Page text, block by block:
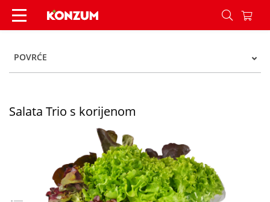
Salata Trio s korijenom - Konzum
POVRĆE
Salata Trio s korijenom